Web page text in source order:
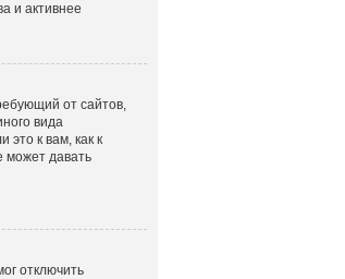
и активнее
от сайтов,
вида
к вам, как к
может давать
отключить